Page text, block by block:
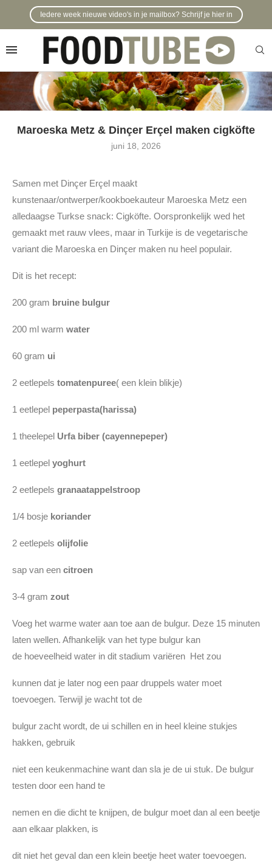
Iedere week nieuwe video's in je mailbox? Schrijf je hier in
Maroeska Metz & Dinçer Erçel maken cigköfte
juni 18, 2026
Samen met Dinçer Erçel maakt
kunstenaar/ontwerper/kookboekauteur Maroeska Metz een
alledaagse Turkse snack: Cigköfte. Oorspronkelijk wed het
gemaakt met rauw vlees, maar in Turkije is de vegetarische
variant die Maroeska en Dinçer maken nu heel populair.
Dit is het recept:
200 gram bruine bulgur
200 ml warm water
60 gram ui
2 eetlepels tomatenpuree( een klein blikje)
1 eetlepel peperpasta(harissa)
1 theelepel Urfa biber (cayennepeper)
1 eetlepel yoghurt
2 eetlepels granaatappelstroop
1/4 bosje koriander
2 eetlepels olijfolie
sap van een citroen
3-4 gram zout
Voeg het warme water aan toe aan de bulgur. Deze 15 minuten
laten wellen. Afhankelijk van het type bulgur kan
de hoeveelheid water in dit stadium variëren Het zou
kunnen dat je later nog een paar druppels water moet
toevoegen. Terwijl je wacht tot de
bulgur zacht wordt, de ui schillen en in heel kleine stukjes
hakken, gebruik
niet een keukenmachine want dan sla je de ui stuk. De bulgur
testen door een hand te
nemen en die dicht te knijpen, de bulgur moet dan al een beetje
aan elkaar plakken, is
dit niet het geval dan een klein beetje heet water toevoegen.